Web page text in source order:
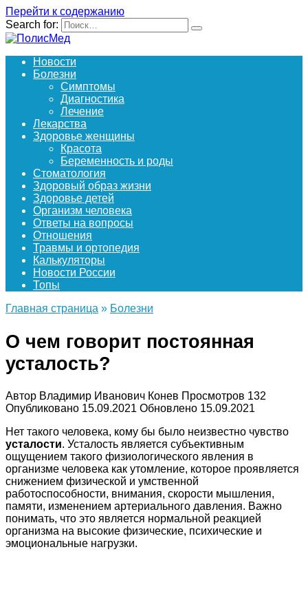
Перейти к содержанию
Search for:
Новости
Болезни
Симптомы
Диагностика
Лечение
Лекарства
Здоровье женщины
Красота
Беременность и роды
Стоматология
Здоровый образ жизни
Здоровье детей
Организм человека
Ответы на вопросы
Отношения
Травмы и ортопедия
Калькуляторы
Новости России
Топы
Главная страница » Болезни
О чем говорит постоянная
усталость?
Автор Владимир Иванович Конев Просмотров 132
Опубликовано 15.09.2021 Обновлено 15.09.2021
Нет такого человека, кому бы было неизвестно чувство
усталости. Усталость является субъективным
ощущением такого физиологического явления в
организме человека как утомление, которое проявляется
снижением физической и умственной
работоспособности, внимания, скорости мышления,
памяти, изменением артериального давления. Важно
понимать, что это является нормальной реакцией
организма на высокие физические, психические и
эмоциональные нагрузки.